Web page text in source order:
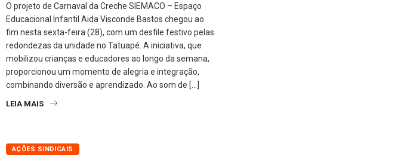
O projeto de Carnaval da Creche SIEMACO – Espaço
Educacional Infantil Aida Visconde Bastos chegou ao
fim nesta sexta-feira (28), com um desfile festivo pelas
redondezas da unidade no Tatuapé. A iniciativa, que
mobilizou crianças e educadores ao longo da semana,
proporcionou um momento de alegria e integração,
combinando diversão e aprendizado. Ao som de […]
LEIA MAIS
AÇÕES SINDICAIS